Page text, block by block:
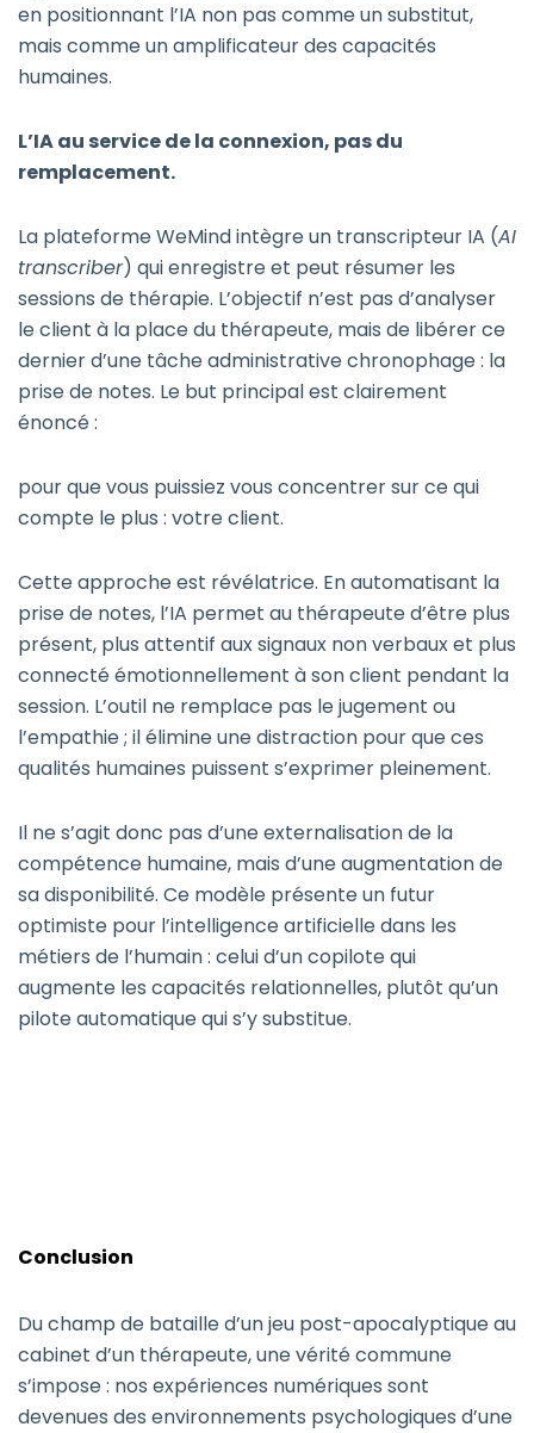
en positionnant l’IA non pas comme un substitut,
mais comme un amplificateur des capacités
humaines.
L’IA au service de la connexion, pas du
remplacement.
La plateforme WeMind intègre un transcripteur IA (AI
transcriber) qui enregistre et peut résumer les
sessions de thérapie. L’objectif n’est pas d’analyser
le client à la place du thérapeute, mais de libérer ce
dernier d’une tâche administrative chronophage : la
prise de notes. Le but principal est clairement
énoncé :
pour que vous puissiez vous concentrer sur ce qui
compte le plus : votre client.
Cette approche est révélatrice. En automatisant la
prise de notes, l’IA permet au thérapeute d’être plus
présent, plus attentif aux signaux non verbaux et plus
connecté émotionnellement à son client pendant la
session. L’outil ne remplace pas le jugement ou
l’empathie ; il élimine une distraction pour que ces
qualités humaines puissent s’exprimer pleinement.
Il ne s’agit donc pas d’une externalisation de la
compétence humaine, mais d’une augmentation de
sa disponibilité. Ce modèle présente un futur
optimiste pour l’intelligence artificielle dans les
métiers de l’humain : celui d’un copilote qui
augmente les capacités relationnelles, plutôt qu’un
pilote automatique qui s’y substitue.
Conclusion
Du champ de bataille d’un jeu post-apocalyptique au
cabinet d’un thérapeute, une vérité commune
s’impose : nos expériences numériques sont
devenues des environnements psychologiques d’une